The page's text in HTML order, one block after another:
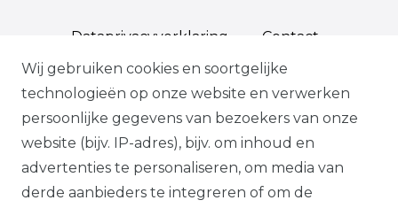
Data­privacy­verklaring Contact
*Op geselecteerde producten, indien
bevestigd, volgens onze
garantievoorwaarden.
Wij gebruiken cookies en soortgelijke
technologieën op onze website en verwerken
persoonlijke gegevens van bezoekers van onze
website (bijv. IP-adres), bijv. om inhoud en
advertenties te personaliseren, om media van
derde aanbieders te integreren of om de